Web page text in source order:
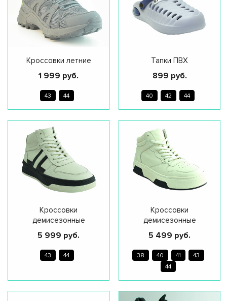
Кроссовки летние
1 999 руб.
43 44
Тапки ПВХ
899 руб.
40 42 44
Кроссовки
демисезонные
5 999 руб.
43 44
Кроссовки
демисезонные
5 499 руб.
38 40 41
43
44